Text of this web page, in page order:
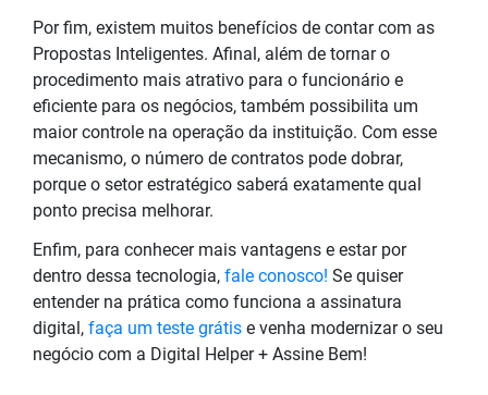
Por fim, existem muitos benefícios de contar com as
Propostas Inteligentes. Afinal, além de tornar o
procedimento mais atrativo para o funcionário e
eficiente para os negócios, também possibilita um
maior controle na operação da instituição. Com esse
mecanismo, o número de contratos pode dobrar,
porque o setor estratégico saberá exatamente qual
ponto precisa melhorar.
Enfim, para conhecer mais vantagens e estar por
dentro dessa tecnologia, fale conosco! Se quiser
entender na prática como funciona a assinatura
digital, faça um teste grátis e venha modernizar o seu
negócio com a Digital Helper + Assine Bem!